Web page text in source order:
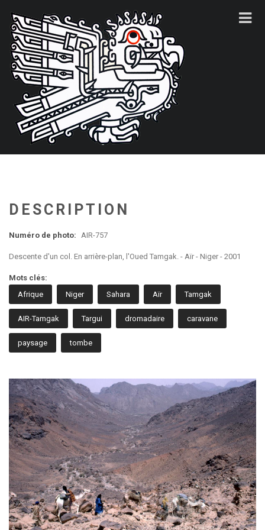
DESCRIPTION
Numéro de photo: AIR-757
Descente d'un col. En arrière-plan, l'Oued Tamgak. - Aïr - Niger - 2001
Mots clés:
Afrique
Niger Sahara Aïr Tamgak
AIR-Tamgak Targui dromadaire caravane
paysage tombe